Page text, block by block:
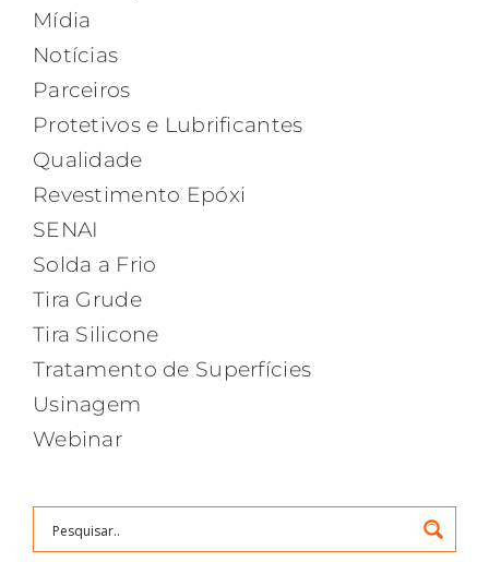
Mídia
Notícias
Parceiros
Protetivos e Lubrificantes
Qualidade
Revestimento Epóxi
SENAI
Solda a Frio
Tira Grude
Tira Silicone
Tratamento de Superfícies
Usinagem
Webinar